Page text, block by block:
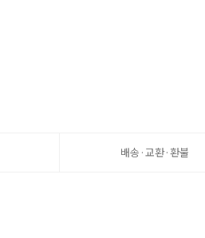
배송·교환·환불